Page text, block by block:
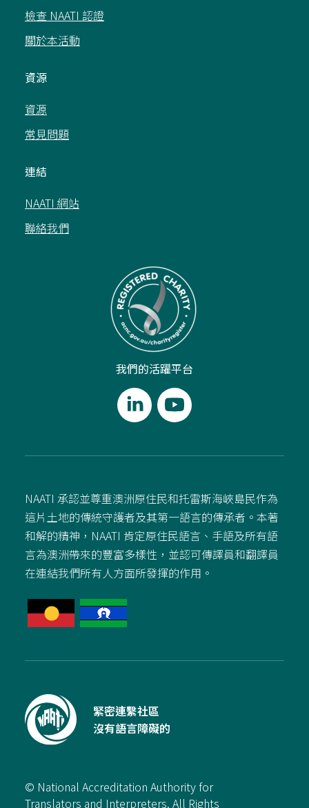
檢查 NAATI 認證
關於本活動
資源
資源
常見問題
連結
NAATI 網站
聯絡我們
我們的活躍平台
NAATI 承認並尊重澳洲原住民和托雷斯海峽島民作為
這片土地的傳統守護者及其第一語言的傳承者。本著
和解的精神，NAATI 肯定原住民語言、手語及所有語
言為澳洲帶來的豐富多樣性，並認可傳譯員和翻譯員
在連結我們所有人方面所發揮的作用。
緊密連繫社區
沒有語言障礙的
© National Accreditation Authority for
Translators and Interpreters. All Rights